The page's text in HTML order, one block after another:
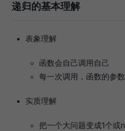
递归的基本理解
表象理解
函数会自己调用自己
每一次调用，函数的参
实质理解
把一个大问题变成1个或